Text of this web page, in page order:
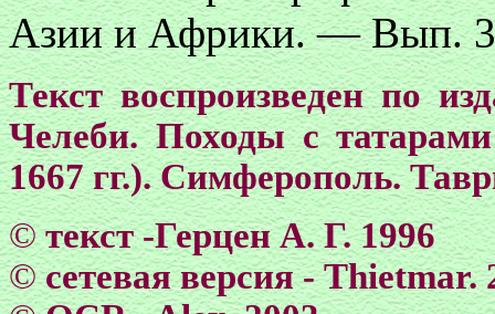
Азии и Африки. — Вып.
Текст воспроизведен по
Челеби. Походы с
1667 гг.). Симферополь.
© текст -Герцен А. Г. 1996
©сетевая версия - Тhietmar.